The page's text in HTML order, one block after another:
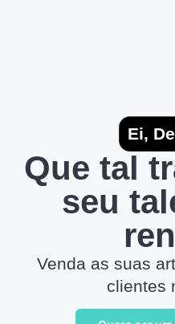
Ei,
Que tal
seu
Venda as suas
clientes